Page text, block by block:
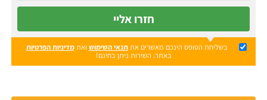
חזרו אליי
בשליחת הטופס הינכם מאשרים אתתנאי השימוש ואתמדיניות הפרטיות
באתר. השירות ניתן בחינם!